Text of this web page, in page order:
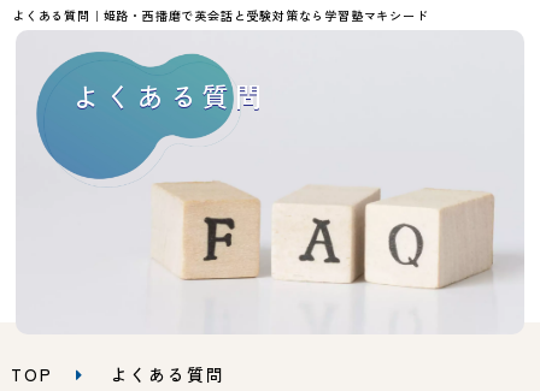
よくある質問｜姫路・西播磨で英会話と受験対策なら学習塾マキシード
よくある質問
TOP よくある質問